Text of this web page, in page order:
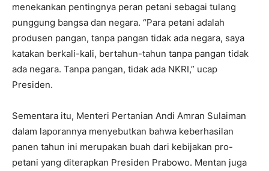
menekankan pentingnya peran petani sebagai tulang
punggung bangsa dan negara. “Para petani adalah
produsen pangan, tanpa pangan tidak ada negara, saya
katakan berkali-kali, bertahun-tahun tanpa pangan tidak
ada negara. Tanpa pangan, tidak ada NKRI,” ucap
Presiden.
Sementara itu, Menteri Pertanian Andi Amran Sulaiman
dalam laporannya menyebutkan bahwa keberhasilan
panen tahun ini merupakan buah dari kebijakan pro-
petani yang diterapkan Presiden Prabowo. Mentan juga